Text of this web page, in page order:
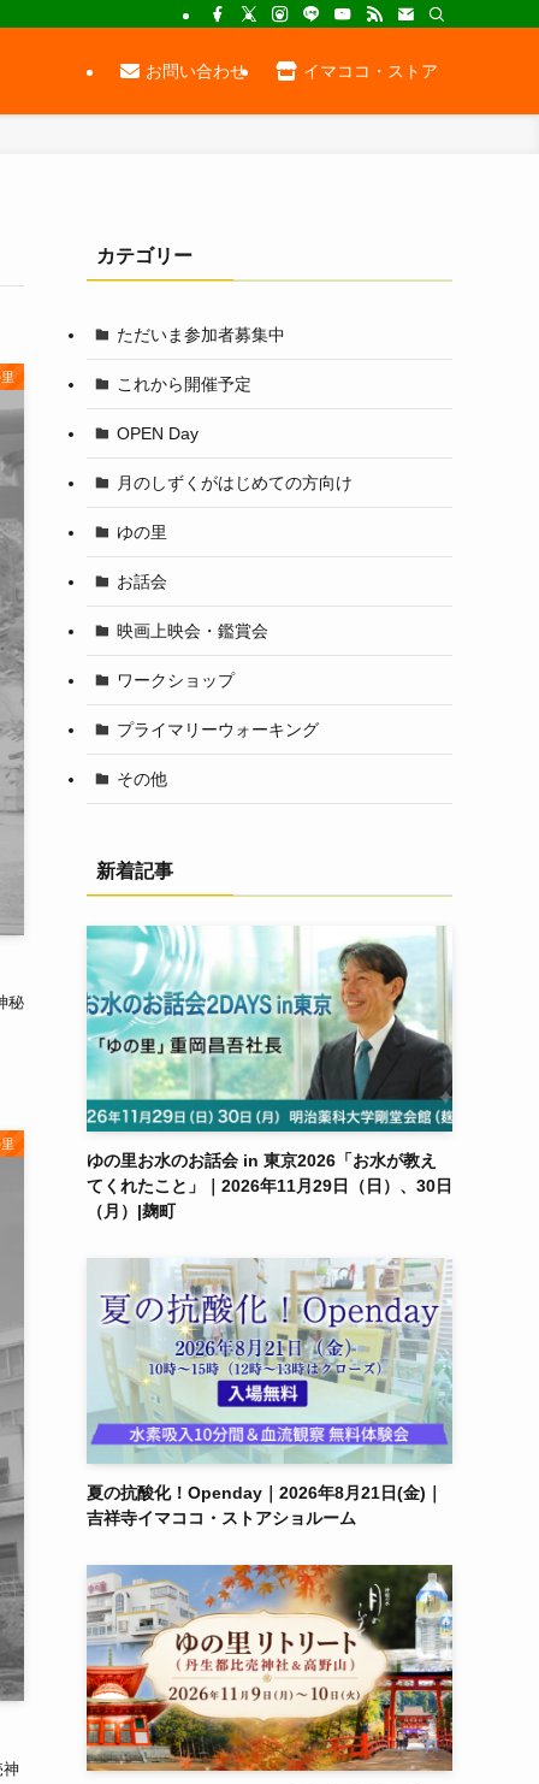
お問い合わせ イマココ・ストア
秘
カテゴリー
ただいま参加者募集中
これから開催予定
OPEN Day
月のしずくがはじめての方向け
ゆの里
お話会
映画上映会・鑑賞会
ワークショップ
プライマリーウォーキング
その他
新着記事
ゆの里お水のお話会 in 東京2026「お水が教え
てくれたこと」｜2026年11月29日（日）、30日
（月）|麹町
夏の抗酸化！Openday｜2026年8月21日(金)｜
吉祥寺イマココ・ストアショルーム